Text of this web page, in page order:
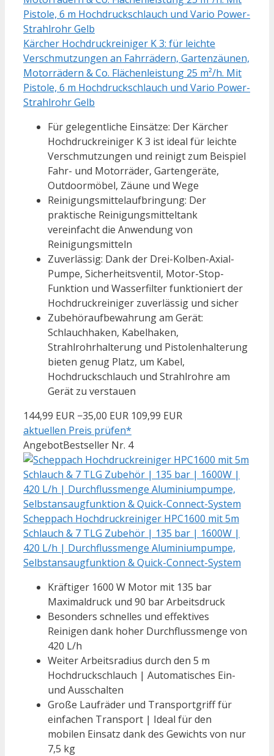
Kärcher Hochdruckreiniger K 3: für leichte
Verschmutzungen an Fahrrädern, Gartenzäunen,
Motorrädern & Co. Flächenleistung 25 m²/h. Mit
Pistole, 6 m Hochdruckschlauch und Vario Power-
Strahlrohr Gelb
Für gelegentliche Einsätze: Der Kärcher
Hochdruckreiniger K 3 ist ideal für leichte
Verschmutzungen und reinigt zum Beispiel
Fahr- und Motorräder, Gartengeräte,
Outdoormöbel, Zäune und Wege
Reinigungsmittelaufbringung: Der
praktische Reinigungsmitteltank
vereinfacht die Anwendung von
Reinigungsmitteln
Zuverlässig: Dank der Drei-Kolben-Axial-
Pumpe, Sicherheitsventil, Motor-Stop-
Funktion und Wasserfilter funktioniert der
Hochdruckreiniger zuverlässig und sicher
Zubehöraufbewahrung am Gerät:
Schlauchhaken, Kabelhaken,
Strahlrohrhalterung und Pistolenhalterung
bieten genug Platz, um Kabel,
Hochdruckschlauch und Strahlrohre am
Gerät zu verstauen
144,99 EUR −35,00 EUR 109,99 EUR
aktuellen Preis prüfen*
AngebotBestseller Nr. 4
Scheppach Hochdruckreiniger HPC1600 mit 5m
Schlauch & 7 TLG Zubehör | 135 bar | 1600W |
420 L/h | Durchflussmenge Aluminiumpumpe,
Selbstansaugfunktion & Quick-Connect-System
Kräftiger 1600 W Motor mit 135 bar
Maximaldruck und 90 bar Arbeitsdruck
Besonders schnelles und effektives
Reinigen dank hoher Durchflussmenge von
420 L/h
Weiter Arbeitsradius durch den 5 m
Hochdruckschlauch | Automatisches Ein-
und Ausschalten
Große Laufräder und Transportgriff für
einfachen Transport | Ideal für den
mobilen Einsatz dank des Gewichts von nur
7,5 kg